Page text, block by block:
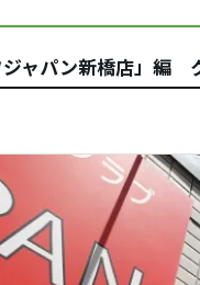
ャパン新橋店」編